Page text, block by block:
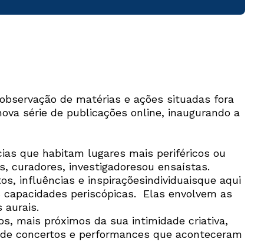
de matérias e ações situadas fora
série de publicações online, inaugurando a
que habitam lugares mais periféricos ou
curadores, investigadoresou ensaístas.
influências e inspiraçõesindividuaisque aqui
periscópicas. Elas envolvem as
aurais.
mais próximos da sua intimidade criativa,
concertos e performances que aconteceram